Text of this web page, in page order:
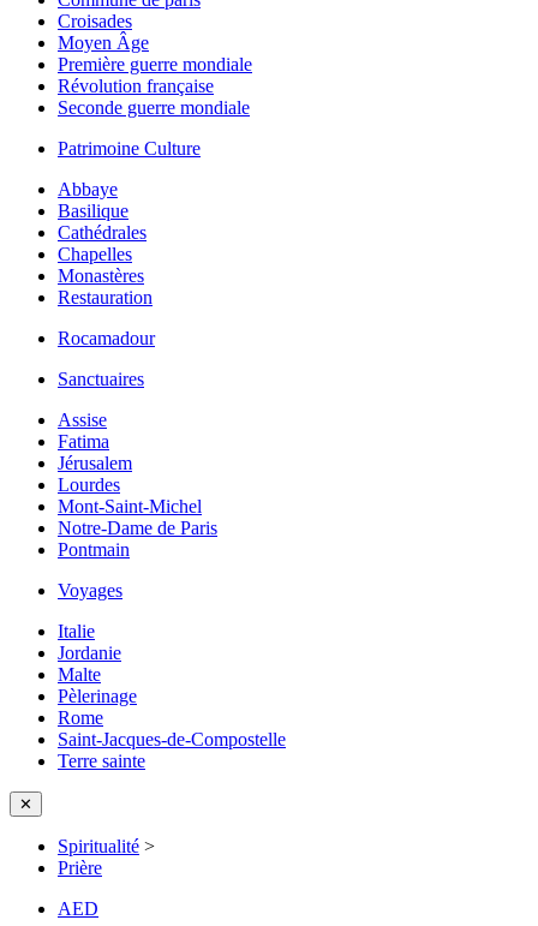
Croisades
Moyen Âge
Première guerre mondiale
Révolution française
Seconde guerre mondiale
Patrimoine Culture
Abbaye
Basilique
Cathédrales
Chapelles
Monastères
Restauration
Rocamadour
Sanctuaires
Assise
Fatima
Jérusalem
Lourdes
Mont-Saint-Michel
Notre-Dame de Paris
Pontmain
Voyages
Italie
Jordanie
Malte
Pèlerinage
Rome
Saint-Jacques-de-Compostelle
Terre sainte
✕
Spiritualité >
Prière
AED